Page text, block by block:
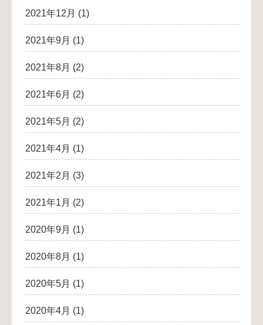
2021年12月 (1)
2021年9月 (1)
2021年8月 (2)
2021年6月 (2)
2021年5月 (2)
2021年4月 (1)
2021年2月 (3)
2021年1月 (2)
2020年9月 (1)
2020年8月 (1)
2020年5月 (1)
2020年4月 (1)